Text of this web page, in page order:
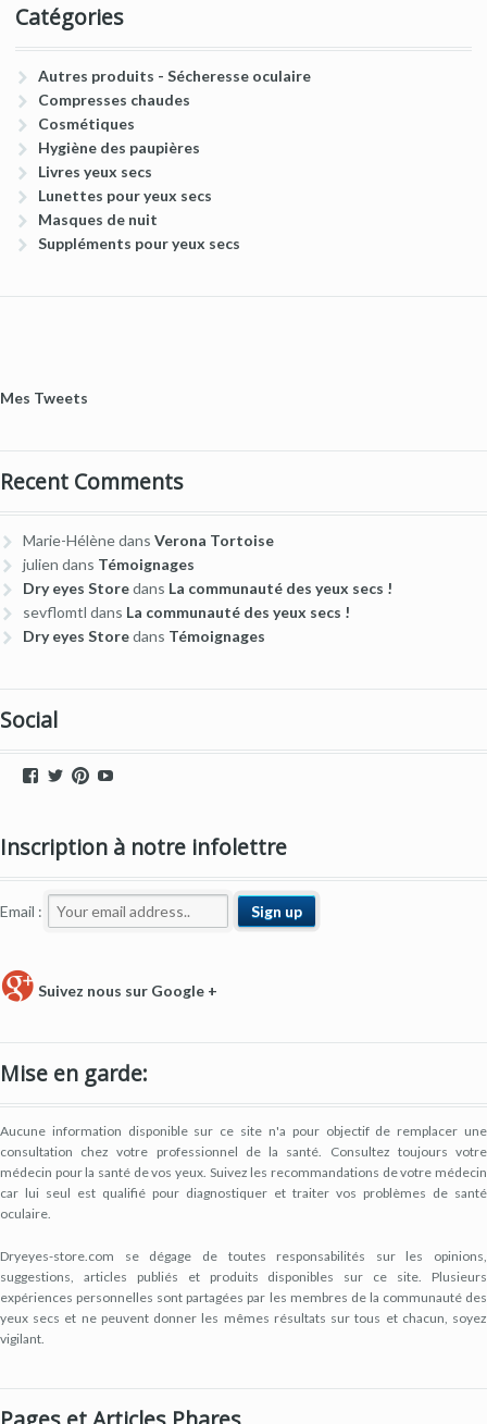
Catégories
Autres produits - Sécheresse oculaire
Compresses chaudes
Cosmétiques
Hygiène des paupières
Livres yeux secs
Lunettes pour yeux secs
Masques de nuit
Suppléments pour yeux secs
Mes Tweets
Recent Comments
Marie-Hélènedans Verona Tortoise
julien dans Témoignages
Dry eyes Storedans La communauté des yeux secs !
sevflomtl dans La communauté des yeux secs !
Dry eyes Storedans Témoignages
Social
Voir
dryeyestore
sur
Facebook
Voir
@dryeyes_store
Twitter
Voir
dryeyestore
Pinterest
UCjvaWnkEEERstVgI2AR2F-
sur
YouTube
Inscription à notre infolettre
Email :
Suivez nous sur Google +
Mise en garde:
Aucune information disponible sur ce site n'a pour objectif de remplacer une
consultation chez votre professionnel de la santé. Consultez toujours votre
médecin pour la santé de vos yeux. Suivez les recommandations de votre médecin
car lui seul est qualifié pour diagnostiquer et traiter vos problèmes de santé
oculaire.
Dryeyes-store.com se dégage de toutes responsabilités sur les opinions,
suggestions, articles publiés et produits disponibles sur ce site. Plusieurs
expériences personnelles sont partagées par les membres de la communauté des
yeux secs et ne peuvent donner les mêmes résultats sur tous et chacun, soyez
vigilant.